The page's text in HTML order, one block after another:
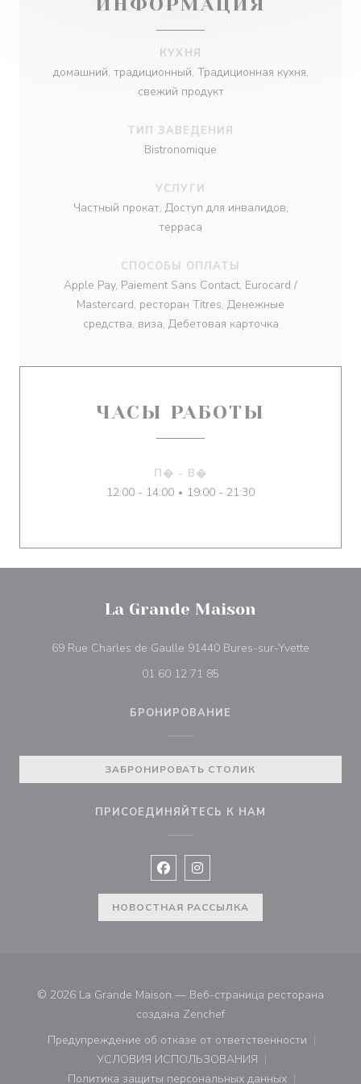
КУХНЯ
домашний, традиционный, Традиционная кухня,
свежий продукт
ТИП ЗАВЕДЕНИЯ
Bistronomique
УСЛУГИ
Частный прокат, Доступ для инвалидов,
терраса
СПОСОБЫ ОПЛАТЫ
Apple Pay, Paiement Sans Contact, Eurocard /
Mastercard, ресторан Titres, Денежные
средства, виза, Дебетовая карточка
ЧАСЫ РАБОТЫ
П� - В�
12:00 - 14:00 • 19:00 - 21:30
La Grande Maison
69 Rue Charles de Gaulle 91440 Bures-sur-Yvette
01 60 12 71 85
БРОНИРОВАНИЕ
ЗАБРОНИРОВАТЬ СТОЛИК
ПРИСОЕДИНЯЙТЕСЬ К НАМ
Facebook ((открывается в новом
Instagram ((открывается в
НОВОСТНАЯ РАССЫЛКА
© 2026 La Grande Maison — Веб-страница ресторана
создана Zenchef((открывается в новом
Предупреждение об отказе от ответственности
((открывается в новом окне))
УСЛОВИЯ ИСПОЛЬЗОВАНИЯ
((открывается в новом окне))
Политика защиты персональных данных